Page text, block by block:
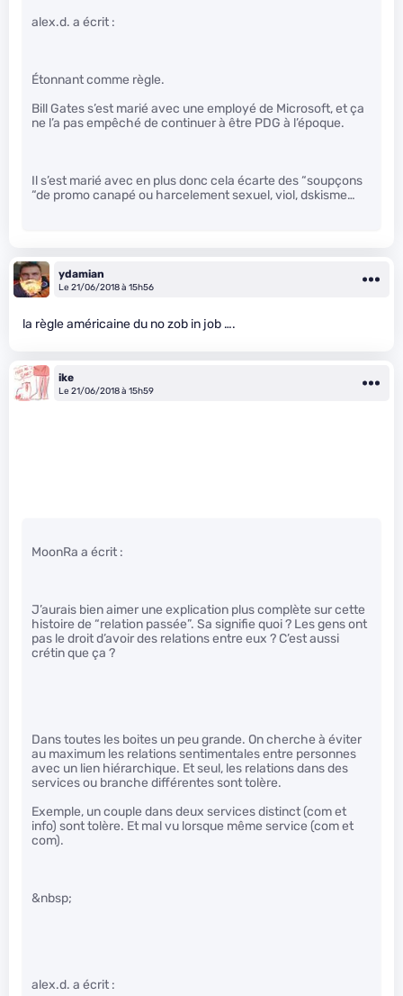
alex.d. a écrit :
Étonnant comme règle.
Bill Gates s’est marié avec une employé de Microsoft, et ça
ne l’a pas empêché de continuer à être PDG à l’époque.
Il s’est marié avec en plus donc cela écarte des “soupçons
“de promo canapé ou harcelement sexuel, viol, dskisme…
ydamian
Le 21/06/2018 à 15h56
la règle américaine du no zob in job ….
ike
Le 21/06/2018 à 15h59
MoonRa a écrit :
J’aurais bien aimer une explication plus complète sur cette
histoire de “relation passée”. Sa signifie quoi ? Les gens ont
pas le droit d’avoir des relations entre eux ? C’est aussi
crétin que ça ?
Dans toutes les boites un peu grande. On cherche à éviter
au maximum les relations sentimentales entre personnes
avec un lien hiérarchique. Et seul, les relations dans des
services ou branche différentes sont tolère.
Exemple, un couple dans deux services distinct (com et
info) sont tolère. Et mal vu lorsque même service (com et
com).
&nbsp;
alex.d. a écrit :